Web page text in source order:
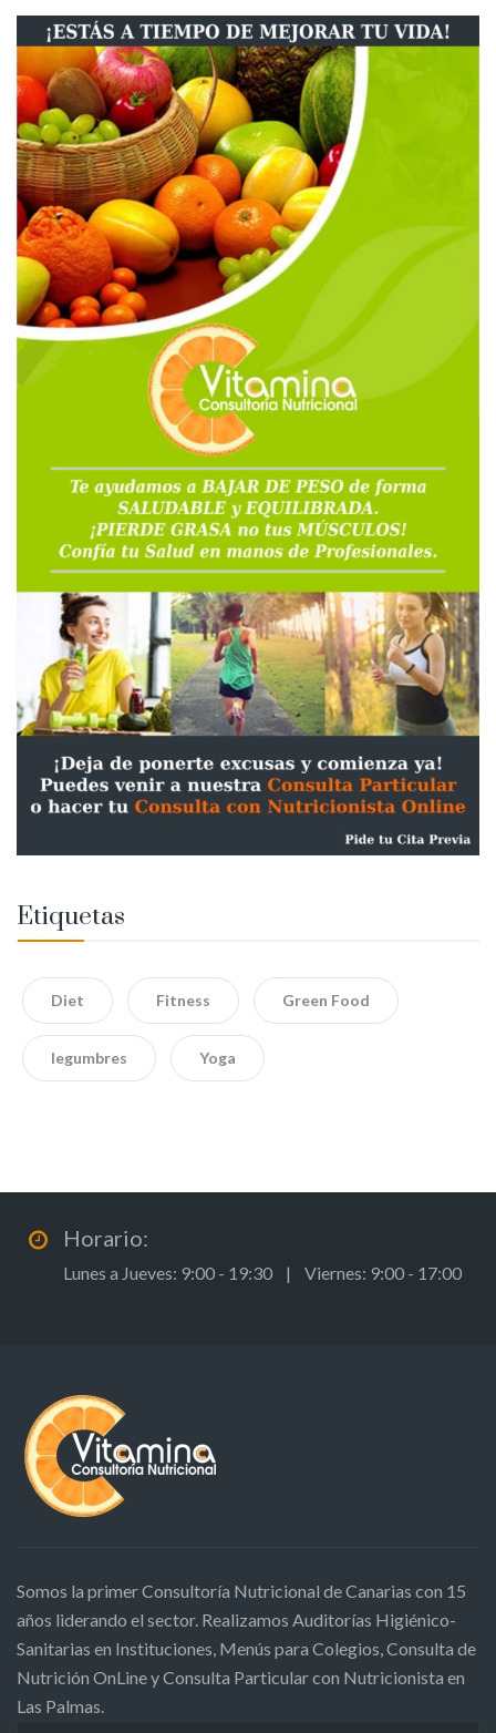
Etiquetas
Diet Fitness Green Food
legumbres Yoga
Horario:
Lunes a Jueves: 9:00 - 19:30 | Viernes: 9:00 - 17:00
Somos la primer Consultoría Nutricional de Canarias con 15
años liderando el sector. Realizamos Auditorías Higiénico-
Sanitarias en Instituciones, Menús para Colegios, Consulta de
Nutrición OnLine y Consulta Particular con Nutricionista en
Las Palmas.